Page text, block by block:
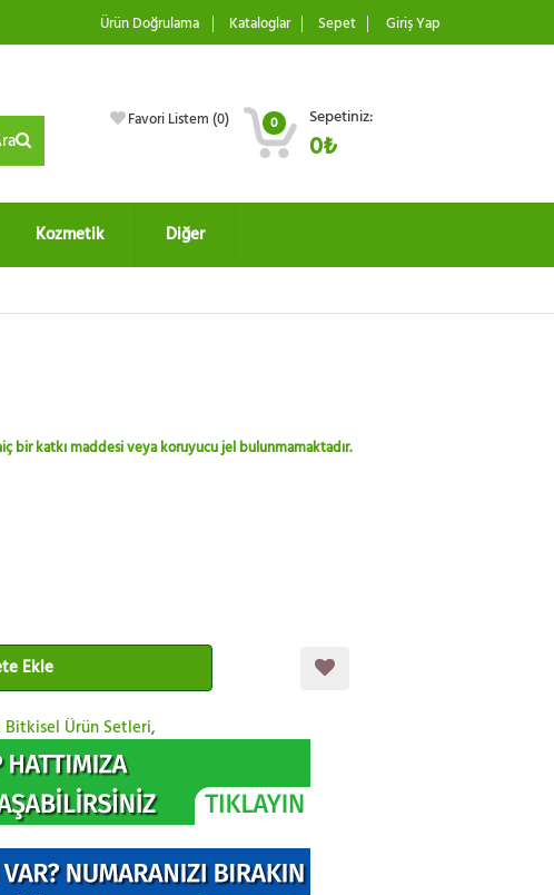
Ürün Doğrulama Kataloglar Sepet Giriş Yap
Favori Listem (0) 0 Sepetiniz:
0₺
Kozmetik Diğer
bir katkı maddesi veya koruyucu jel bulunmamaktadır.
Ekle
Bitkisel Ürün Setleri,